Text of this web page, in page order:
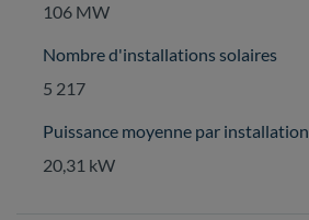
106 MW
Nombre d'installations solaires
5 217
Puissance moyenne par installation
20,31 kW